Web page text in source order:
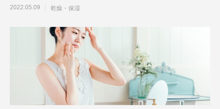
気配りを欠かすことはでき
2022.05.09 乾燥・保湿